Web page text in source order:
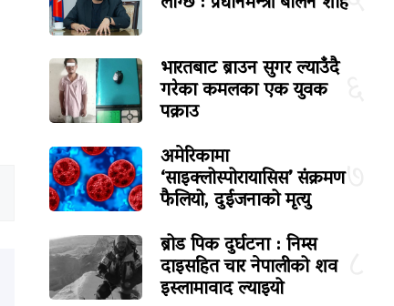
भारतबाट ब्राउन सुगर ल्याउँदै
गरेका कमलका एक युवक
पक्राउ
७
अमेरिकामा
‘साइक्लोस्पोरायासिस’ संक्रमण
फैलियो, दुईजनाको मृत्यु
ब्रोड पिक दुर्घटना : निम्स
दाइसहित चार नेपालीको शव
इस्लामावाद ल्याइयो